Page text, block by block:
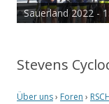
Sauerland 2022 -
Tour de Cux 2020
Stevens
Über uns› Foren ›